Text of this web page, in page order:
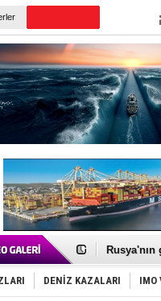
Keşfedildi:
D-Marin,
Van’da
DENİZ KAZALARI IMO